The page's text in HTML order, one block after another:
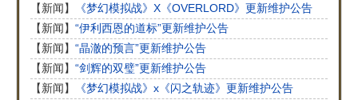
【新闻】
《梦幻模拟战》X《OVERLORD》更新维护公告
【新闻】 “伊利西恩的道标”更新维护公告
【新闻】 “晶澈的预言”更新维护公告
【新闻】 “剑辉的双璧”更新维护公告
【新闻】
《梦幻模拟战》x《闪之轨迹》更新维护公告